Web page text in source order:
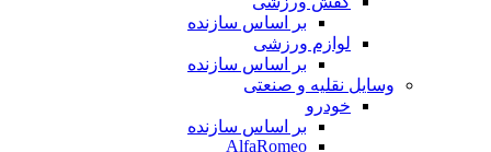
بر اساس سازنده
لوازم ورزشی
بر اساس سازنده
وسایل نقلیه و صنعتی
خودرو
بر اساس سازنده
AlfaRomeo